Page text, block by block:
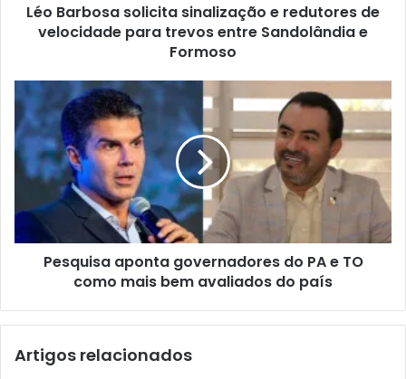
Léo Barbosa solicita sinalização e redutores de
velocidade para trevos entre Sandolândia e
Formoso
Pesquisa aponta governadores do PA e TO
como mais bem avaliados do país
Artigos relacionados